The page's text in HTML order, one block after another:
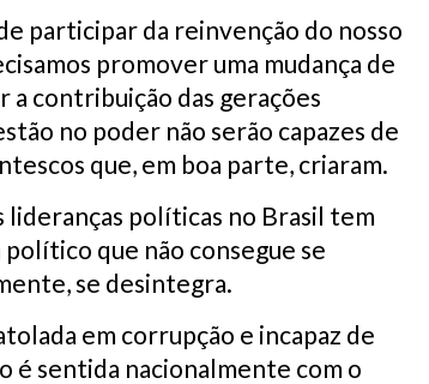
participar da reinvenção do nosso
promover uma mudança de
contribuição das gerações
no poder não serão capazes de
que, em boa parte, criaram.
lideranças políticas no Brasil tem
que não consegue se
se desintegra.
em corrupção e incapaz de
é sentida nacionalmente com o